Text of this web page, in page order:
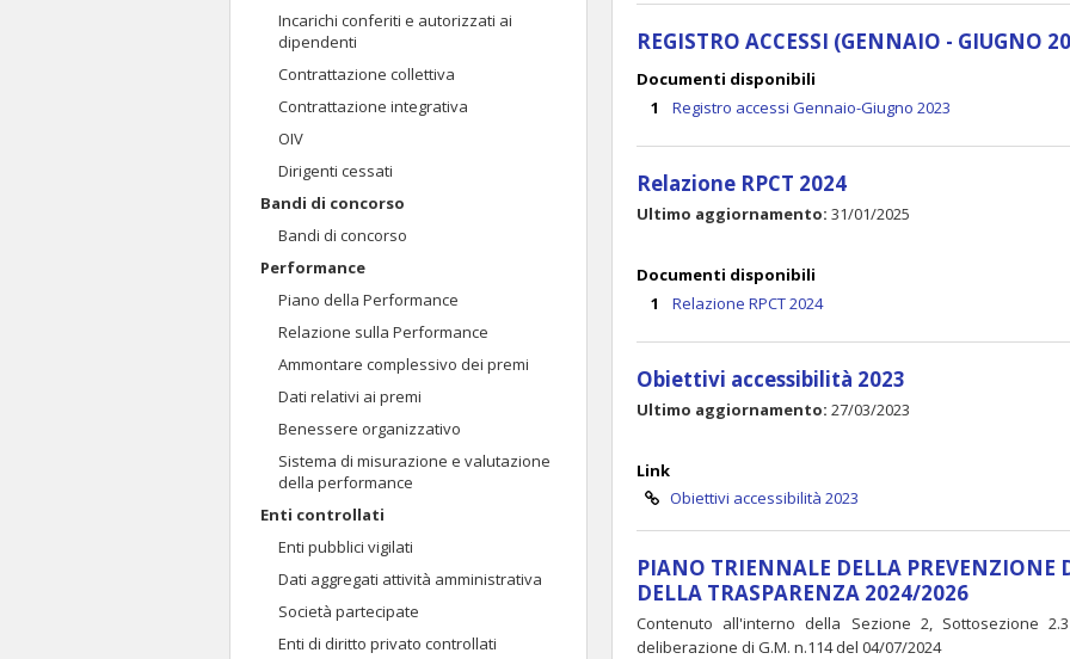
Incarichi conferiti e autorizzati ai
dipendenti
Contrattazione collettiva
Contrattazione integrativa
OIV
Dirigenti cessati
Bandi di concorso
Bandi di concorso
Performance
Piano della Performance
Relazione sulla Performance
Ammontare complessivo dei premi
Dati relativi ai premi
Benessere organizzativo
Sistema di misurazione e valutazione
della performance
Enti controllati
Enti pubblici vigilati
Dati aggregati attività amministrativa
Società partecipate
Enti di diritto privato controllati
REGISTRO ACCESSI (GENNAIO - GIUGNO
Documenti disponibili
Registro accessi Gennaio-Giugno 2023
Relazione RPCT 2024
Ultimo aggiornamento: 31/01/2025
Documenti disponibili
Relazione RPCT 2024
Obiettivi accessibilità 2023
Ultimo aggiornamento: 27/03/2023
Link
Obiettivi accessibilità 2023
PIANO TRIENNALE DELLA PREVENZIONE
DELLA TRASPARENZA 2024/2026
Contenuto all'interno della Sezione 2, Sottosezione
deliberazione di G.M. n.114 del 04/07/2024